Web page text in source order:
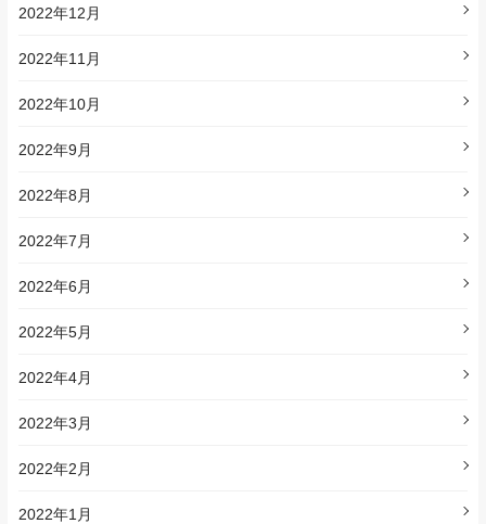
2022年12月
2022年11月
2022年10月
2022年9月
2022年8月
2022年7月
2022年6月
2022年5月
2022年4月
2022年3月
2022年2月
2022年1月